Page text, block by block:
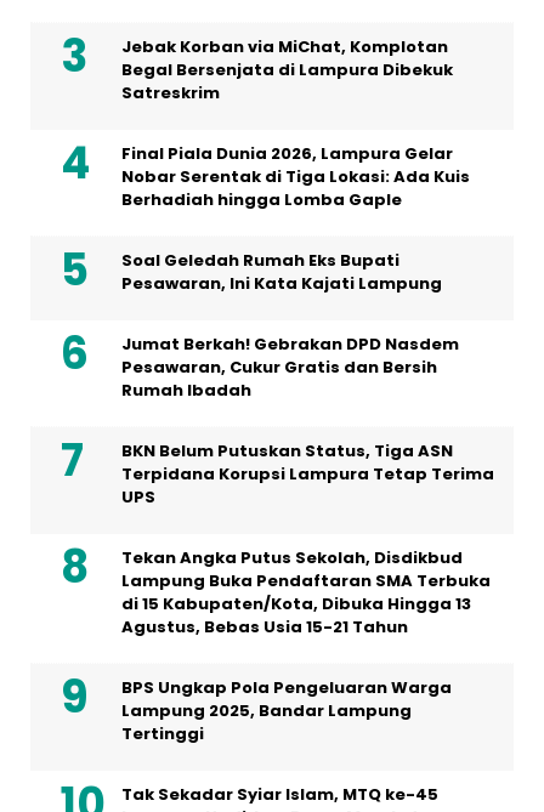
Jebak Korban via MiChat, Komplotan
Begal Bersenjata di Lampura Dibekuk
Satreskrim
Final Piala Dunia 2026, Lampura Gelar
Nobar Serentak di Tiga Lokasi: Ada Kuis
Berhadiah hingga Lomba Gaple
Soal Geledah Rumah Eks Bupati
Pesawaran, Ini Kata Kajati Lampung
Jumat Berkah! Gebrakan DPD Nasdem
Pesawaran, Cukur Gratis dan Bersih
Rumah Ibadah
BKN Belum Putuskan Status, Tiga ASN
Terpidana Korupsi Lampura Tetap Terima
UPS
Tekan Angka Putus Sekolah, Disdikbud
Lampung Buka Pendaftaran SMA Terbuka
di 15 Kabupaten/Kota, Dibuka Hingga 13
Agustus, Bebas Usia 15-21 Tahun
BPS Ungkap Pola Pengeluaran Warga
Lampung 2025, Bandar Lampung
Tertinggi
Tak Sekadar Syiar Islam, MTQ ke-45